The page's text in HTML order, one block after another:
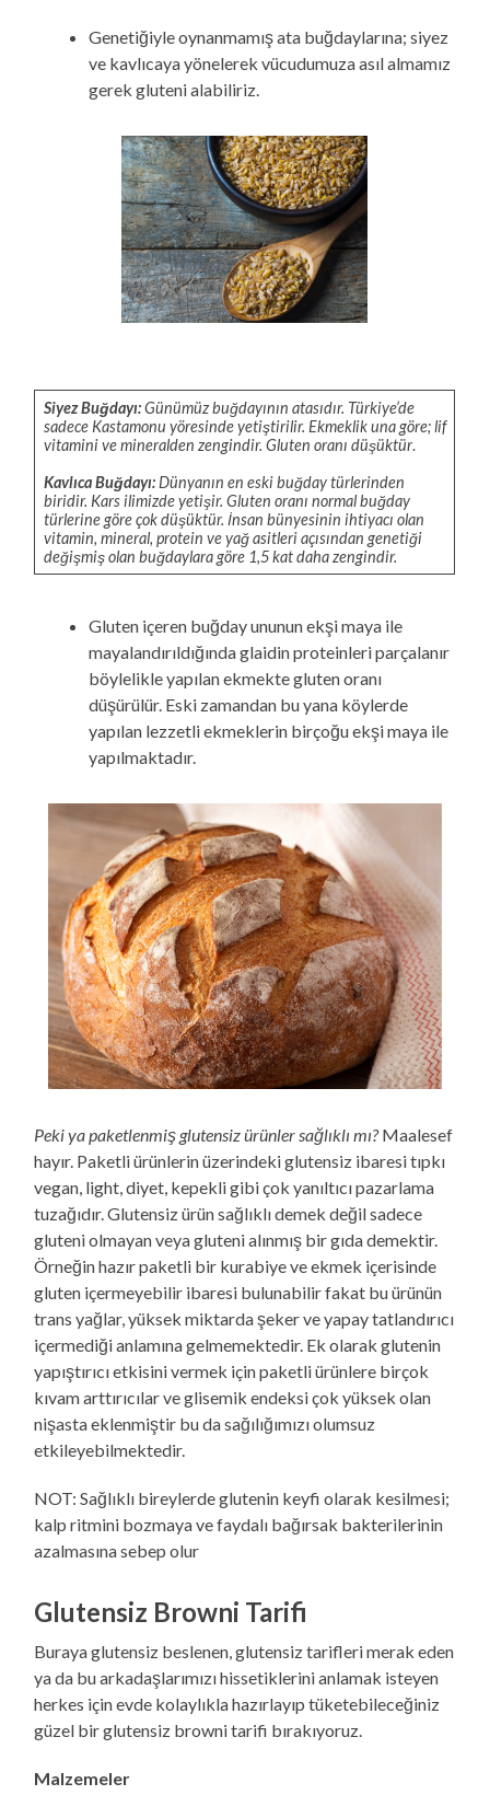
Genetiğiyle oynanmamış ata buğdaylarına; siyez
ve kavlıcaya yönelerek vücudumuza asıl almamız
gerek gluteni alabiliriz.
Siyez Buğdayı:Günümüz buğdayının atasıdır. Türkiye’de
sadece Kastamonu yöresinde yetiştirilir. Ekmeklik una göre; lif
vitamini ve mineralden zengindir. Gluten oranı düşüktür.
Kavlıca Buğdayı:Dünyanın en eski buğday türlerinden
biridir. Kars ilimizde yetişir. Gluten oranı normal buğday
türlerine göre çok düşüktür. İnsan bünyesinin ihtiyacı olan
vitamin, mineral, protein ve yağ asitleri açısından genetiği
değişmiş olan buğdaylara göre 1,5 kat daha zengindir.
Gluten içeren buğday ununun ekşi maya ile
mayalandırıldığında glaidin proteinleri parçalanır
böylelikle yapılan ekmekte gluten oranı
düşürülür. Eski zamandan bu yana köylerde
yapılan lezzetli ekmeklerin birçoğu ekşi maya ile
yapılmaktadır.
Peki ya paketlenmiş glutensiz ürünler sağlıklı mı?Maalesef
hayır. Paketli ürünlerin üzerindeki glutensiz ibaresi tıpkı
vegan, light, diyet, kepekli gibi çok yanıltıcı pazarlama
tuzağıdır. Glutensiz ürün sağlıklı demek değil sadece
gluteni olmayan veya gluteni alınmış bir gıda demektir.
Örneğin hazır paketli bir kurabiye ve ekmek içerisinde
gluten içermeyebilir ibaresi bulunabilir fakat bu ürünün
trans yağlar, yüksek miktarda şeker ve yapay tatlandırıcı
içermediği anlamına gelmemektedir. Ek olarak glutenin
yapıştırıcı etkisini vermek için paketli ürünlere birçok
kıvam arttırıcılar ve glisemik endeksi çok yüksek olan
nişasta eklenmiştir bu da sağılığımızı olumsuz
etkileyebilmektedir.
NOT: Sağlıklı bireylerde glutenin keyfi olarak kesilmesi;
kalp ritmini bozmaya ve faydalı bağırsak bakterilerinin
azalmasına sebep olur
Glutensiz Browni Tarifi
Buraya glutensiz beslenen, glutensiz tarifleri merak eden
ya da bu arkadaşlarımızı hissetiklerini anlamak isteyen
herkes için evde kolaylıkla hazırlayıp tüketebileceğiniz
güzel bir glutensiz browni tarifi bırakıyoruz.
Malzemeler